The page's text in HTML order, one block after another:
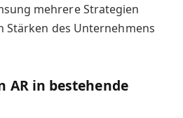
mehrere Strategien
Stärken des Unternehmens
AR in bestehende